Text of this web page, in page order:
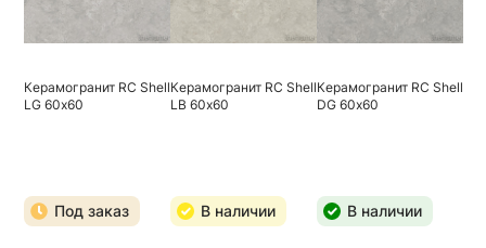
Керамогранит RC Shell
LG 60х60
Под заказ
Керамогранит RC Shell
LB 60х60
В наличии
Керамогранит RC Shell
DG 60х60
В наличии